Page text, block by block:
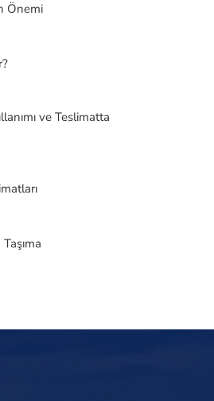
Önemi
ve Teslimatta